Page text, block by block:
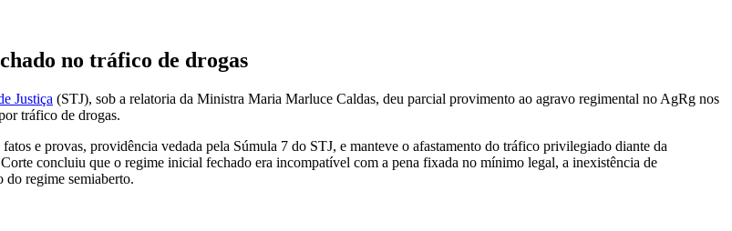
no tráfico de drogas
Justiça (STJ), sob a relatoria da Ministra Maria Marluce Caldas, deu parcial provimento ao agravo regimental no AgRg nos
tráfico de drogas.
e provas, providência vedada pela Súmula 7 do STJ, e manteve o afastamento do tráfico privilegiado diante da
concluiu que o regime inicial fechado era incompatível com a pena fixada no mínimo legal, a inexistência de
do regime semiaberto.